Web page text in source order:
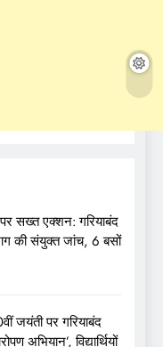
सख्त एक्शन: गरियाबंद
की संयुक्त जांच, 6 बसों
जयंती पर गरियाबंद
अभियान’, विद्यार्थियों